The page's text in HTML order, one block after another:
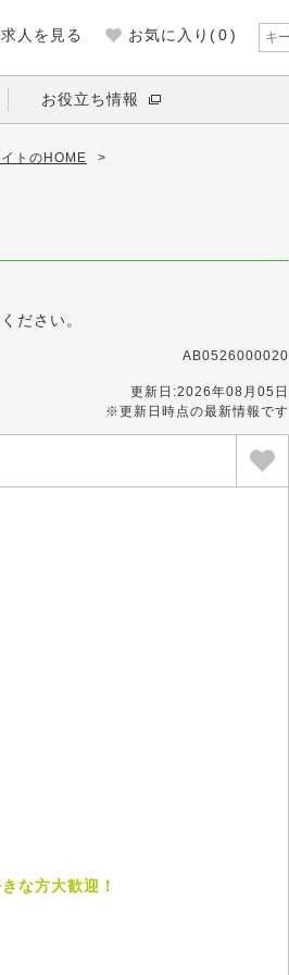
人を見る お気に入り(0)
お役立ち情報
トのHOME >
ださい。
AB0526000020
更新日:2026年08月05日
※更新日時点の最新情報です
な方大歓迎！